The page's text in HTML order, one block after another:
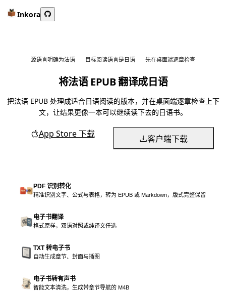
Inkora
源语言明确为法语 目标阅读语言是日语 先在桌面端逐章检查
将法语 EPUB 翻译成日语
把法语 EPUB 处理成适合日语阅读的版本，并在桌面端逐章检查上下
文，让结果更像一本可以继续读下去的日语书。
App Store 下载 客户端下载
PDF 识别转化
精准识别文字、公式与表格，转为 EPUB 或 Markdown，版式完整保留
电子书翻译
格式原样，双语对照或纯译文任选
TXT 转电子书
自动生成章节、封面与插图
电子书转有声书
智能文本清洗，生成带章节导航的 M4B